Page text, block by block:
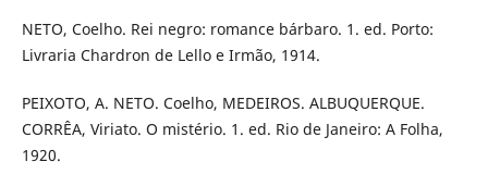
NETO, Coelho. Rei negro: romance bárbaro. 1. ed. Porto:
Livraria Chardron de Lello e Irmão, 1914.
PEIXOTO, A. NETO. Coelho, MEDEIROS. ALBUQUERQUE.
CORRÊA, Viriato. O mistério. 1. ed. Rio de Janeiro: A Folha,
1920.